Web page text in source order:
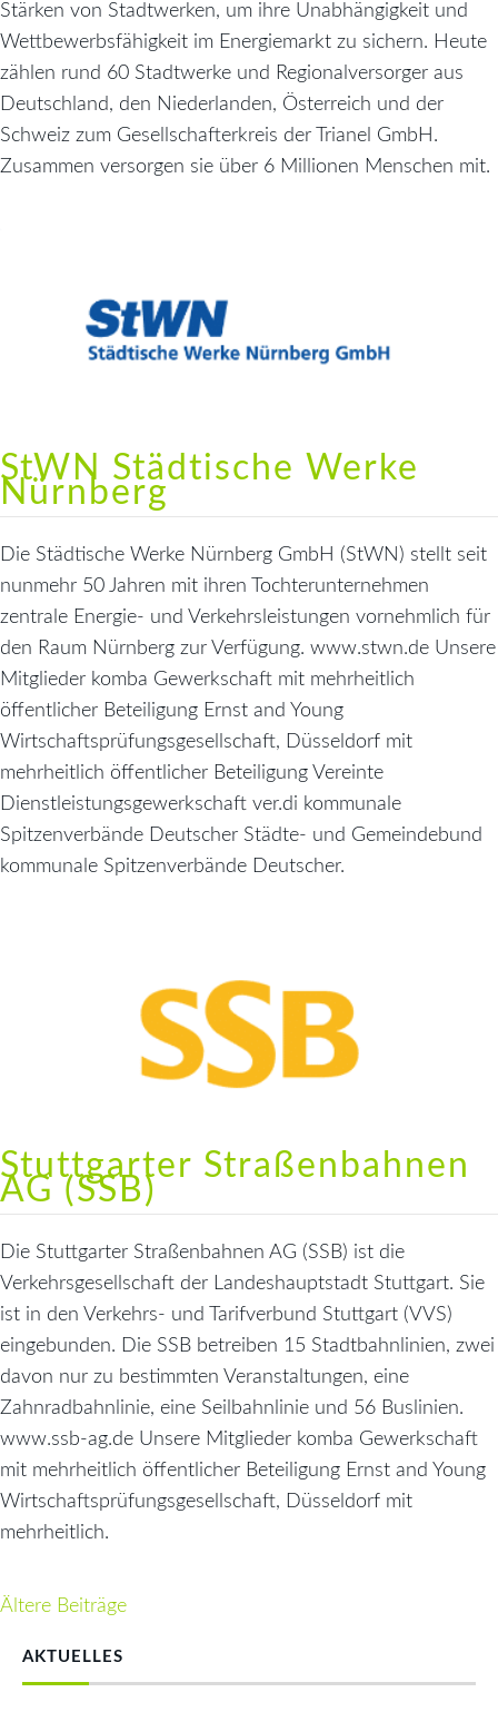
Stärken von Stadtwerken, um ihre Unabhängigkeit und
Wettbewerbsfähigkeit im Energiemarkt zu sichern. Heute
zählen rund 60 Stadtwerke und Regionalversorger aus
Deutschland, den Niederlanden, Österreich und der
Schweiz zum Gesellschafterkreis der Trianel GmbH.
Zusammen versorgen sie über 6 Millionen Menschen mit.
StWN Städtische Werke
Nürnberg
Die Städtische Werke Nürnberg GmbH (StWN) stellt seit
nunmehr 50 Jahren mit ihren Tochterunternehmen
zentrale Energie- und Verkehrsleistungen vornehmlich für
den Raum Nürnberg zur Verfügung. www.stwn.de Unsere
Mitglieder komba Gewerkschaft mit mehrheitlich
öffentlicher Beteiligung Ernst and Young
Wirtschaftsprüfungsgesellschaft, Düsseldorf mit
mehrheitlich öffentlicher Beteiligung Vereinte
Dienstleistungsgewerkschaft ver.di kommunale
Spitzenverbände Deutscher Städte- und Gemeindebund
kommunale Spitzenverbände Deutscher.
Stuttgarter Straßenbahnen
AG (SSB)
Die Stuttgarter Straßenbahnen AG (SSB) ist die
Verkehrsgesellschaft der Landeshauptstadt Stuttgart. Sie
ist in den Verkehrs- und Tarifverbund Stuttgart (VVS)
eingebunden. Die SSB betreiben 15 Stadtbahnlinien, zwei
davon nur zu bestimmten Veranstaltungen, eine
Zahnradbahnlinie, eine Seilbahnlinie und 56 Buslinien.
www.ssb-ag.de Unsere Mitglieder komba Gewerkschaft
mit mehrheitlich öffentlicher Beteiligung Ernst and Young
Wirtschaftsprüfungsgesellschaft, Düsseldorf mit
mehrheitlich.
Ältere Beiträge
AKTUELLES